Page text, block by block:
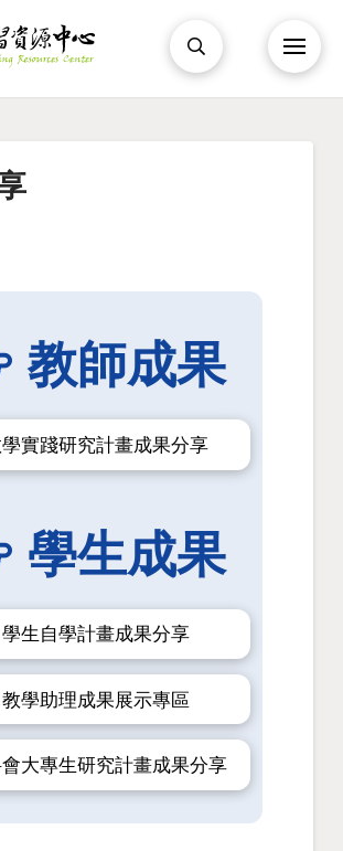
教師成果
實踐研究計畫成果分享
學生成果
學生自學計畫成果分享
教學助理成果展示專區
大專生研究計畫成果分享